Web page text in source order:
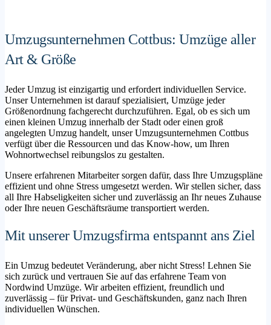
Umzugsunternehmen Cottbus: Umzüge aller
Art & Größe
Jeder Umzug ist einzigartig und erfordert individuellen Service.
Unser Unternehmen ist darauf spezialisiert, Umzüge jeder
Größenordnung fachgerecht durchzuführen. Egal, ob es sich um
einen kleinen Umzug innerhalb der Stadt oder einen groß
angelegten Umzug handelt, unser Umzugsunternehmen Cottbus
verfügt über die Ressourcen und das Know-how, um Ihren
Wohnortwechsel reibungslos zu gestalten.
Unsere erfahrenen Mitarbeiter sorgen dafür, dass Ihre Umzugspläne
effizient und ohne Stress umgesetzt werden. Wir stellen sicher, dass
all Ihre Habseligkeiten sicher und zuverlässig an Ihr neues Zuhause
oder Ihre neuen Geschäftsräume transportiert werden.
Mit unserer Umzugsfirma entspannt ans Ziel
Ein Umzug bedeutet Veränderung, aber nicht Stress! Lehnen Sie
sich zurück und vertrauen Sie auf das erfahrene Team von
Nordwind Umzüge. Wir arbeiten effizient, freundlich und
zuverlässig – für Privat- und Geschäftskunden, ganz nach Ihren
individuellen Wünschen.